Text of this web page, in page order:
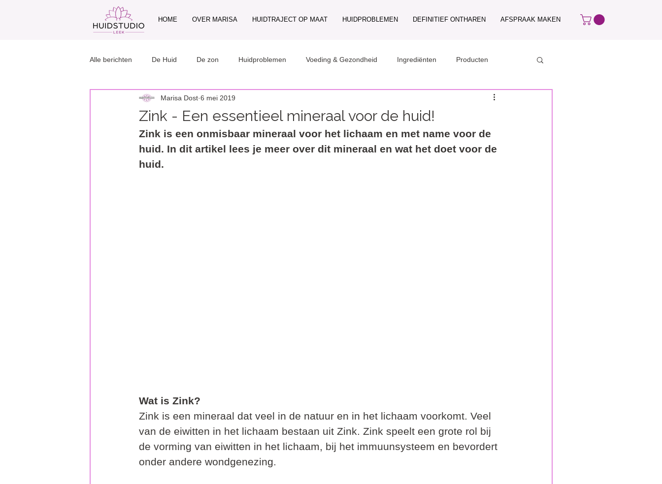
HOME OVER MARISA HUIDTRAJECT OP MAAT HUIDPROBLEMEN DEFINITIEF ONTHAREN AFSPRAAK MAKEN
Alle berichten De Huid De zon Huidproblemen Voeding & Gezondheid Ingrediënten Producten
Zink - Een essentieel mineraal voor de huid!
Marisa Dost 6 mei 2019
Zink is een onmisbaar mineraal voor het lichaam en met name voor de
huid. In dit artikel lees je meer over dit mineraal en wat het doet voor de
huid.
Wat is Zink?
Zink is een mineraal dat veel in de natuur en in het lichaam voorkomt. Veel
van de eiwitten in het lichaam bestaan uit Zink. Zink speelt een grote rol bij
de vorming van eiwitten in het lichaam, bij het immuunsysteem en bevordert
onder andere wondgenezing.